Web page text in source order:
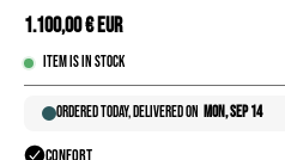
1.100,00 € EUR
Item is in stock